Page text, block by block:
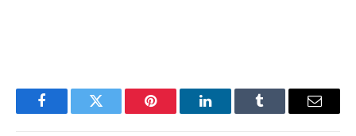
FacebookTwitter Pinterest LinkedInTumblr Email